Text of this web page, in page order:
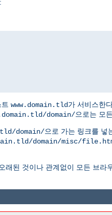
www.domain.tld가 서비스한
domain/으로는 모
domain/으로 가는 링크를 넣
domain/misc/
된 것이나 관계없이 모든 브라